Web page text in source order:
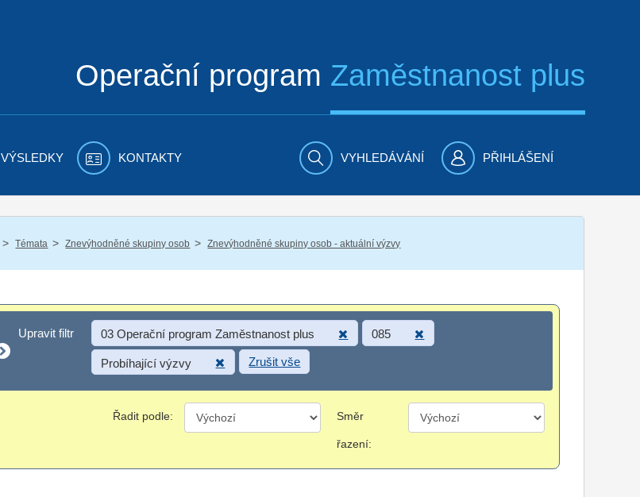
Operační program Zaměstnanost plus
VÝSLEDKY KONTAKTY VYHLEDÁVÁNÍ PŘIHLÁŠENÍ
/ Témata / Znevýhodněné skupiny osob / Znevýhodněné skupiny osob - aktuální výzvy
Upravit filtr
Upravit filtr 03 Operační program Zaměstnanost plus 085
Probíhající výzvy Zrušit vše
Řadit podle: Směr
řazení: